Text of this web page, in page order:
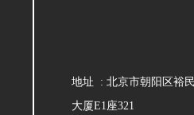
地址 : 北京市朝阳区裕
大厦E1座321